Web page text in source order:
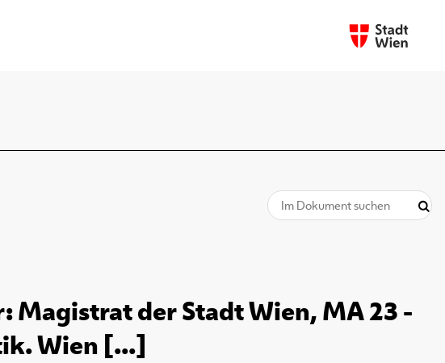
Magistrat der Stadt Wien, MA 23 -
Wien [...]